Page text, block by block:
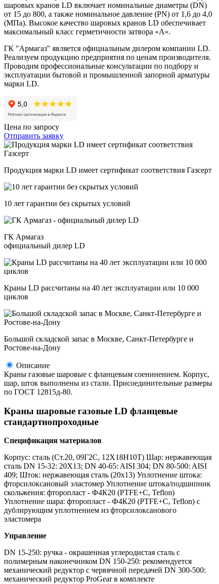
шаровых кранов LD включает номинальные диаметры (DN)
от 15 до 800, а также номинальное давление (PN) от 1,6 до 4,0
(МПа). Высокое качество шаровых кранов LD обеспечивает
максимальный класс герметичности затвора «А».
ГК "Армагаз" является официальным дилером компании LD.
Реализуем продукцию предприятия по ценам производителя.
Проводим профессиональные консультации по подбору и
эксплуатации бытовой и промышленной запорной арматуры
марки LD.
Цена по запросу
Отправить заявку
Продукция марки LD имеет сертификат соответствия Газсерт
10 лет гарантии без скрытых условий
ГК Армагаз
официальный дилер LD
Краны LD рассчитаны на 40 лет эксплуатации или 10 000
циклов
Большой складской запас в Москве, Санкт-Петербурге и
Ростове-на-Дону
Описание
Краны газовые шаровые с фланцевым соенинением. Корпус,
шар, шток выполнены из стали. Присоединительные размеры
по ГОСТ 12815д-80.
Краны шаровые газовые LD фланцевые
стандартнопроходные
Спецификация материалов
Корпус: сталь (Ст.20, 09Г2С, 12Х18Н10Т) Шар: нержавеющая
сталь DN 15-32: 20X13; DN 40-65: AISI 304; DN 80-500: AISI
409; Шток: нержавеющая сталь (20x13) Уплотнение штока:
фторсилоксановый эластомер Уплотнение штока/подшипник
скольжения: фторопласт - Ф4К20 (PTFE+C, Teflon)
Уплотнение шара: фторопласт - Ф4К20 (PTFE+C, Teflon) с
дублирующим уплотнением из фторсилоксанового
эластомера
Управление
DN 15-250: ручка - окрашенная углеродистая сталь с
полимерным наконечником DN 150-250: рекомендуется
механический редуктор с червячной передачей DN 300-500:
механический редуктор ProGear в комплекте